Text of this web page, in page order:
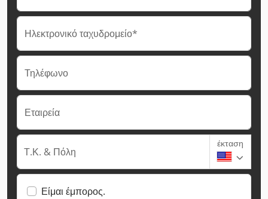
Ηλεκτρονικό ταχυδρομείο*
Τηλέφωνο
Εταιρεία
Τ.Κ. & Πόλη
έκταση
Είμαι έμπορος.